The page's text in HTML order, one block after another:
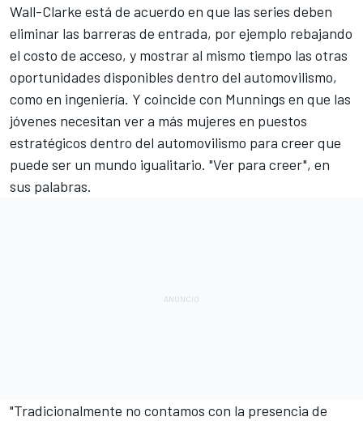
Wall-Clarke está de acuerdo en que las series deben
eliminar las barreras de entrada, por ejemplo rebajando
el costo de acceso, y mostrar al mismo tiempo las otras
oportunidades disponibles dentro del automovilismo,
como en ingeniería. Y coincide con Munnings en que las
jóvenes necesitan ver a más mujeres en puestos
estratégicos dentro del automovilismo para creer que
puede ser un mundo igualitario. "Ver para creer", en
sus palabras.
"Tradicionalmente no contamos con la presencia de